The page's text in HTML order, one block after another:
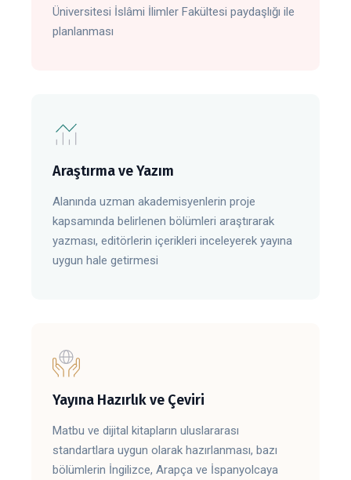
Üniversitesi İslâmi İlimler Fakültesi paydaşlığı ile
planlanması
Araştırma ve Yazım
Alanında uzman akademisyenlerin proje
kapsamında belirlenen bölümleri araştırarak
yazması, editörlerin içerikleri inceleyerek yayına
uygun hale getirmesi
Yayına Hazırlık ve Çeviri
Matbu ve dijital kitapların uluslararası
standartlara uygun olarak hazırlanması, bazı
bölümlerin İngilizce, Arapça ve İspanyolcaya